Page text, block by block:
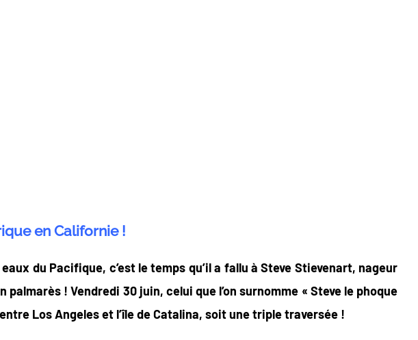
en Californie !
du Pacifique, c’est le temps qu’il a fallu à Steve Stievenart, nageur
! Vendredi 30 juin, celui que l’on surnomme « Steve le phoque
Los Angeles et l’île de Catalina, soit une triple traversée !